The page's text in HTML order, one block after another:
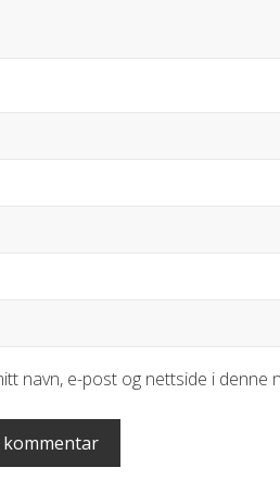
navn, e-post og nettside i